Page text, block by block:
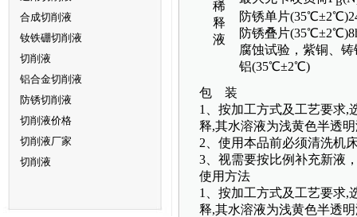
合成切削液
钕铁硼切削液
切削液
铝合金切削液
防锈切削液
切削液价格
切削液厂家
切削液
稀
释
液
防锈单片
防锈叠片
腐蚀试验，紫铜、铸
铝(35℃±2℃)
包 装
1、按加工方式及工艺要求,
释,其水溶液为浅黄色半透
2、使用本品前必须清洗机
3、视需要按比例补充新液
使用方法
1、按加工方式及工艺要求,
释,其水溶液为浅黄色半透